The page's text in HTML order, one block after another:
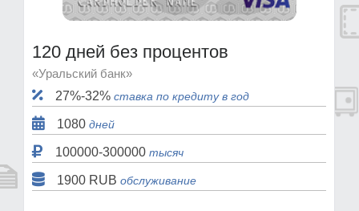
120 дней без процентов
«Уральский банк»
27%-32% ставка по кредиту в год
1080 дней
100000-300000 тысяч
1900 RUB обслуживание